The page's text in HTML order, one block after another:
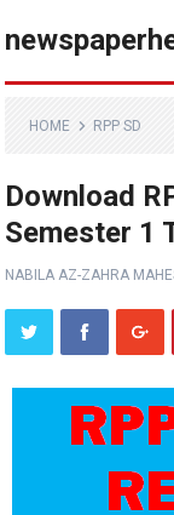
HOME RPP SD
Download
Semester 1
NABILA AZ-ZAHRA